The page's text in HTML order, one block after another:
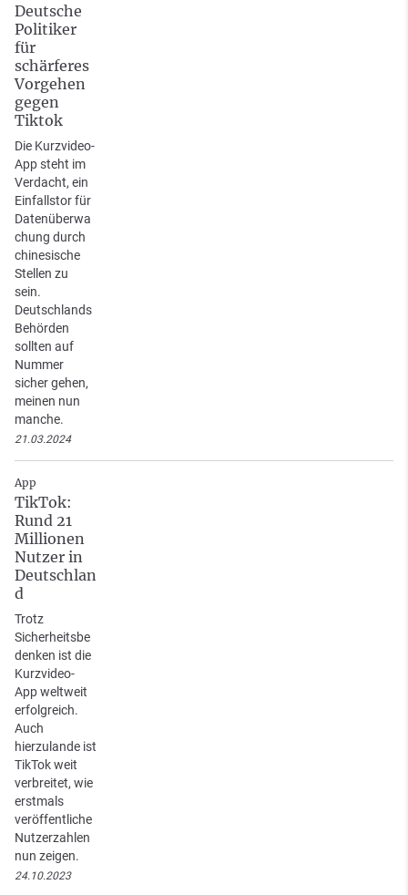
Deutsche
Politiker
für
schärferes
Vorgehen
gegen
Tiktok
Die Kurzvideo-
App steht im
Verdacht, ein
Einfallstor für
Datenüberwa
chung durch
chinesische
Stellen zu
sein.
Deutschlands
Behörden
sollten auf
Nummer
sicher gehen,
meinen nun
manche.
21.03.2024
App
TikTok:
Rund 21
Millionen
Nutzer in
Deutschlan
d
Trotz
Sicherheitsbe
denken ist die
Kurzvideo-
App weltweit
erfolgreich.
Auch
hierzulande ist
TikTok weit
verbreitet, wie
erstmals
veröffentliche
Nutzerzahlen
nun zeigen.
24.10.2023